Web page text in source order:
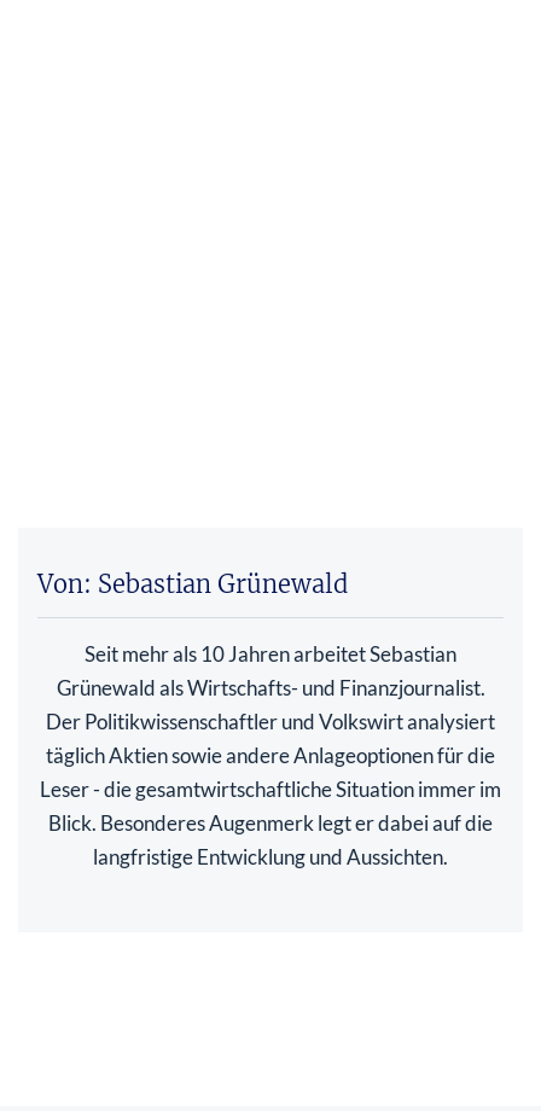
Von: Sebastian Grünewald
Seit mehr als 10 Jahren arbeitet Sebastian
Grünewald als Wirtschafts- und Finanzjournalist.
Der Politikwissenschaftler und Volkswirt analysiert
täglich Aktien sowie andere Anlageoptionen für die
Leser - die gesamtwirtschaftliche Situation immer im
Blick. Besonderes Augenmerk legt er dabei auf die
langfristige Entwicklung und Aussichten.